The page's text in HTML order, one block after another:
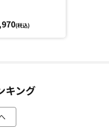
、運動前後のリフレッシ
の魅力は紫外線対策もバッ
！
(税込)
キング